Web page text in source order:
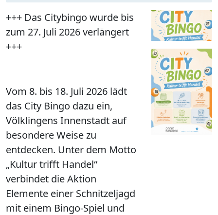
+++ Das Citybingo wurde bis
zum 27. Juli 2026 verlängert
+++
Vom 8. bis 18. Juli 2026 lädt
das City Bingo dazu ein,
Völklingens Innenstadt auf
besondere Weise zu
entdecken. Unter dem Motto
„Kultur trifft Handel“
verbindet die Aktion
Elemente einer Schnitzeljagd
mit einem Bingo-Spiel und